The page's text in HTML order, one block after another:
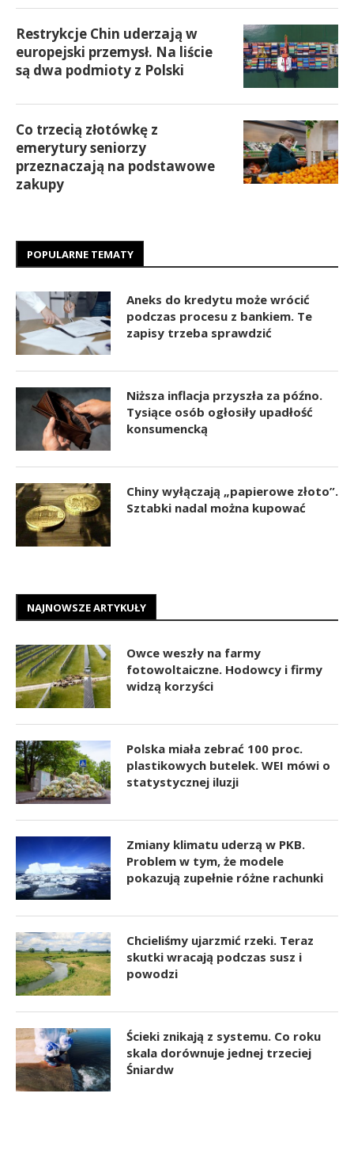
Restrykcje Chin uderzają w
europejski przemysł. Na liście
są dwa podmioty z Polski
Co trzecią złotówkę z
emerytury seniorzy
przeznaczają na podstawowe
zakupy
POPULARNE TEMATY
Aneks do kredytu może wrócić
podczas procesu z bankiem. Te
zapisy trzeba sprawdzić
Niższa inflacja przyszła za późno.
Tysiące osób ogłosiły upadłość
konsumencką
Chiny wyłączają „papierowe złoto”.
Sztabki nadal można kupować
NAJNOWSZE ARTYKUŁY
Owce weszły na farmy
fotowoltaiczne. Hodowcy i firmy
widzą korzyści
Polska miała zebrać 100 proc.
plastikowych butelek. WEI mówi o
statystycznej iluzji
Zmiany klimatu uderzą w PKB.
Problem w tym, że modele
pokazują zupełnie różne rachunki
Chcieliśmy ujarzmić rzeki. Teraz
skutki wracają podczas susz i
powodzi
Ścieki znikają z systemu. Co roku
skala dorównuje jednej trzeciej
Śniardw